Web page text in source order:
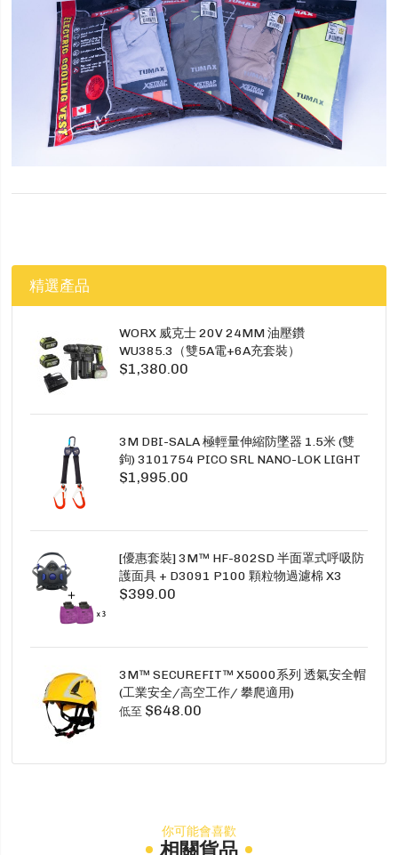
精選產品
WORX 威克士 20V 24MM 油壓鑽
WU385.3（雙5A電+6A充套裝）
$1,380.00
3M DBI-SALA 極輕量伸縮防墜器 1.5米 (雙
鉤) 3101754 PICO SRL NANO-LOK LIGHT
1.5M TWINS
$1,995.00
[優惠套裝] 3M™ HF-802SD 半面罩式呼吸防
護面具 + D3091 P100 顆粒物過濾棉 X3
SECURE CLICK HF-802SD HF-800SD 系列
$399.00
3M™ SECUREFIT™ X5000系列 透氣安全帽
(工業安全/高空工作/ 攀爬適用)
低至 $648.00
你可能會喜歡
相關貨品